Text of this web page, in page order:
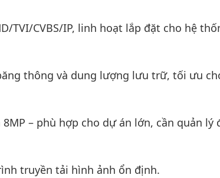
TVI/CVBS/IP, linh hoạt lắp đặt cho hệ
thông và dung lượng lưu trữ, tối ưu
– phù hợp cho dự án lớn, cần quản lý
truyền tải hình ảnh ổn định.